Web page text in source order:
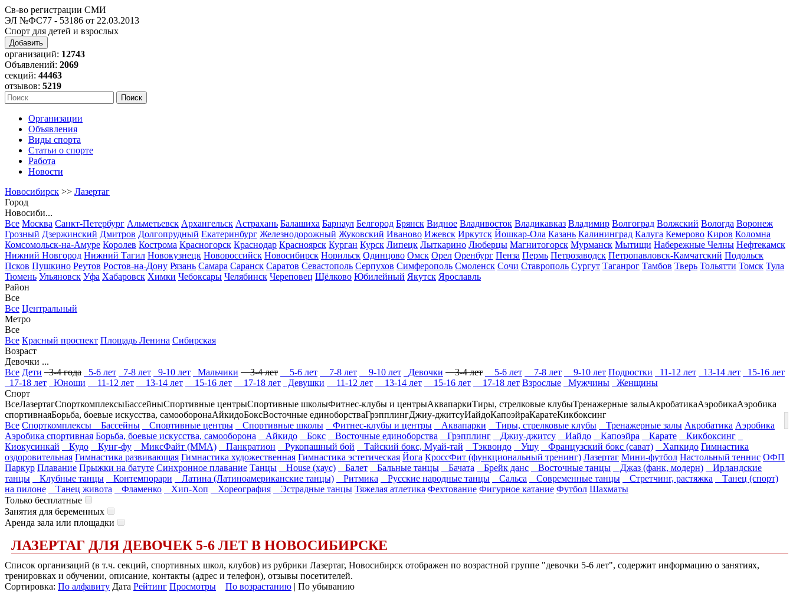
Св-во регистрации СМИ
ЭЛ №ФС77 - 53186 от 22.03.2013
Спорт для детей и взрослых
Добавить
организаций: 12743
Объявлений: 2069
секций: 44463
отзывов: 5219
Организации
Объявления
Виды спорта
Статьи о спорте
Работа
Новости
Новосибирск >> Лазертаг
Город
Новосиби...
Все Москва Санкт-Петербург Альметьевск Архангельск Астрахань Балашиха Барнаул Белгород Брянск Видное Владивосток Владикавказ Владимир Волгоград Волжский Вологда Воронеж
Грозный Дзержинский Дмитров Долгопрудный Екатеринбург Железнодорожный Жуковский Иваново Ижевск Иркутск Йошкар-Ола Казань Калининград Калуга Кемерово Киров Коломна
Комсомольск-на-Амуре Королев Кострома Красногорск Краснодар Красноярск Курган Курск Липецк Лыткарино Люберцы Магнитогорск Мурманск Мытищи Набережные Челны Нефтекамск
Нижний Новгород Нижний Тагил Новокузнецк Новороссийск Новосибирск Норильск Одинцово Омск Орел Оренбург Пенза Пермь Петрозаводск Петропавловск-Камчатский Подольск
Псков Пушкино Реутов Ростов-на-Дону Рязань Самара Саранск Саратов Севастополь Серпухов Симферополь Смоленск Сочи Ставрополь Сургут Таганрог Тамбов Тверь Тольятти Томск Тула
Тюмень Ульяновск Уфа Хабаровск Химки Чебоксары Челябинск Череповец Щёлково Юбилейный Якутск Ярославль
Район
Все
Все Центральный
Метро
Все
Все Красный проспект Площадь Ленина Сибирская
Возраст
Девочки ...
Все Дети 3-4 года 5-6 лет 7-8 лет 9-10 лет Мальчики 3-4 лет 5-6 лет 7-8 лет 9-10 лет Девочки 3-4 лет 5-6 лет 7-8 лет 9-10 лет Подростки 11-12 лет 13-14 лет
15-16 лет
17-18 лет
Юноши 11-12 лет 13-14 лет 15-16 лет 17-18 лет Девушки 11-12 лет 13-14 лет 15-16 лет 17-18 лет Взрослые Мужчины
Женщины
Спорт
ВсеЛазертагСпорткомплексыБассейныСпортивные центрыСпортивные школыФитнес-клубы и центрыАквапаркиТиры, стрелковые клубыТренажерные залыАкробатикаАэробикаАэробика
спортивнаяБорьба, боевые искусства, самооборонаАйкидоБоксВосточные единоборстваГрэпплингДжиу-джитсуИайдоКапоэйраКаратеКикбоксинг
Все Спорткомплексы Бассейны Спортивные центры Спортивные школы Фитнес-клубы и центры Аквапарки Тиры, стрелковые клубы Тренажерные залы Акробатика Аэробика
Аэробика спортивная Борьба, боевые искусства, самооборона Айкидо Бокс Восточные единоборства Грэпплинг Джиу-джитсу Иайдо Капоэйра Карате
Кикбоксинг
Киокусинкай
Кудо Кунг-фу МиксФайт (ММА) Панкратион Рукопашный бой Тайский бокс, Муай-тай Тэквондо Ушу Французский бокс (сават) Хапкидо Гимнастика
оздоровительная Гимнастика развивающая Гимнастика художественная Гимнастика эстетическая Йога КроссФит (функциональный тренинг) Лазертаг Мини-футбол Настольный теннис ОФП
Паркур Плавание Прыжки на батуте Синхронное плавание Танцы House (хаус) Балет Бальные танцы Бачата Брейк данс Восточные танцы Джаз (фанк, модерн)
Ирландские
танцы
Клубные танцы Контемпорари Латина (Латиноамериканские танцы) Ритмика Русские народные танцы Сальса Современные танцы Стретчинг, растяжка
Танец (спорт)
на пилоне
Танец живота Фламенко Хип-Хоп Хореография Эстрадные танцы Тяжелая атлетика Фехтование Фигурное катание Футбол Шахматы
Только бесплатные
Занятия для беременных
Аренда зала или площадки
ЛАЗЕРТАГ ДЛЯ ДЕВОЧЕК 5-6 ЛЕТ В НОВОСИБИРСКЕ
Список организаций (в т.ч. секций, спортивных школ, клубов) из рубрики Лазертаг, Новосибирск отображен по возрастной группе "девочки 5-6 лет", содержит информацию о занятиях,
тренировках и обучении, описание, контакты (адрес и телефон), отзывы посетителей.
Сортировка: По алфавиту Дата Рейтинг Просмотры По возрастанию | По убыванию